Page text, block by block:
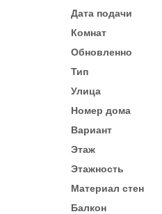
Дата подачи
Комнат
Обновленно
Тип
Улица
Номер дома
Вариант
Этаж
Этажность
Материал стен
Балкон